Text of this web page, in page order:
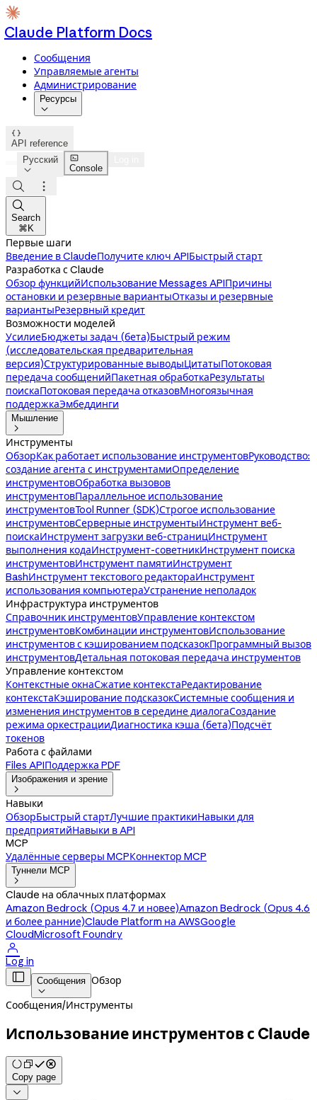
Claude Platform Docs
Сообщения
Управляемые агенты
Администрирование
Ресурсы


API reference
Русский


Console



Search
⌘K
Первые шаги
Введение в ClaudeПолучите ключ APIБыстрый старт
Разработка с Claude
Обзор функцийИспользование Messages APIПричины
остановки и резервные вариантыОтказы и резервные
вариантыРезервный кредит
Возможности моделей
УсилиеБюджеты задач (бета)Быстрый режим
(исследовательская предварительная
версия)Структурированные выводыЦитатыПотоковая
передача сообщенийПакетная обработкаРезультаты
поискаПотоковая передача отказовМногоязычная
поддержкаЭмбеддинги
Мышление

Инструменты
ОбзорКак работает использование инструментовРуководство:
создание агента с инструментамиОпределение
инструментовОбработка вызовов
инструментовПараллельное использование
инструментовTool Runner (SDK)Строгое использование
инструментовСерверные инструментыИнструмент веб-
поискаИнструмент загрузки веб-страницИнструмент
выполнения кодаИнструмент-советникИнструмент поиска
инструментовИнструмент памятиИнструмент
BashИнструмент текстового редактораИнструмент
использования компьютераУстранение неполадок
Инфраструктура инструментов
Справочник инструментовУправление контекстом
инструментовКомбинации инструментовИспользование
инструментов с кэшированием подсказокПрограммный вызов
инструментовДетальная потоковая передача инструментов
Управление контекстом
Контекстные окнаСжатие контекстаРедактирование
контекстаКэширование подсказокСистемные сообщения и
изменения инструментов в середине диалогаСоздание
режима оркестрацииДиагностика кэша (бета)Подсчёт
токенов
Работа с файлами
Files APIПоддержка PDF
Изображения и зрение

Навыки
ОбзорБыстрый стартЛучшие практикиНавыки для
предприятийНавыки в API
MCP
Удалённые серверы MCPКоннектор MCP
Туннели MCP

Claude на облачных платформах
Amazon Bedrock (Opus 4.7 и новее)Amazon Bedrock (Opus 4.6
и более ранние)Claude Platform на AWSGoogle
CloudMicrosoft Foundry

Log in
 Сообщения

Обзор
Сообщения/Инструменты
Использование инструментов с Claude
Copy page
